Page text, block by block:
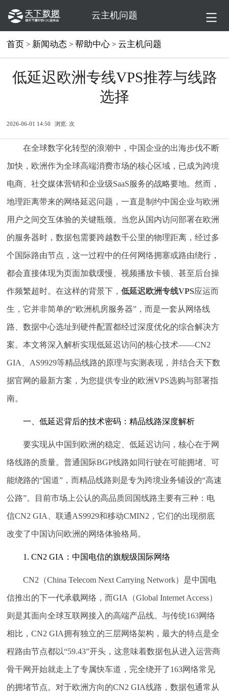
云主机问题
首页 > 新闻动态 >帮助中心 > 云主机问题
低延迟欧洲专线VPS推荐与线路
选择
2026-06-01 14:50 浏览: 次
在全球数字化转型的浪潮中，中国企业的出海步伐不断
加快，欧洲作为全球高端消费市场的核心区域，已成为跨境
电商、社交媒体营销和企业级SaaS服务的战略要地。然而，
地理距离带来的网络延迟问题，一直是制约中国企业与欧洲
用户之间交互体验的关键瓶颈。当您从国内访问部署在欧洲
的服务器时，数据包需要跨越数千公里的物理距离，经过多
个国际路由节点，这一过程中的任何网络拥塞或路由绕行，
都会直接体现为页面加载缓慢、视频播放卡顿、甚至后台操
作频繁超时。在这样的背景下，低延迟欧洲专线VPS应运而
生，它并非简单的“欧洲机房服务器”，而是一套从网络线
路、数据中心选址到硬件配置都经过深度优化的综合解决方
案。本文将深入解析实现低延迟访问的核心技术——CN2
GIA、AS9929等精品线路的原理与实测表现，并结合天下数
据官网的最新方案，为您提供专业的欧洲VPS选购与部署指
南。
一、低延迟背后的技术密码：精品线路深度解析
要实现从中国到欧洲的稳定、低延迟访问，核心在于网
络线路的质量。普通国际BGP线路如同行驶在可能拥堵、可
能绕路的“国道”，而精品线路则是专为跨境业务铺设的“高速
公路”。目前市场上公认的高品质回国线路主要有三种：电
信CN2 GIA、联通AS9929和移动CMIN2，它们的出现彻底
改变了中国访问欧洲的网络体验格局。
1. CN2 GIA：中国电信的旗舰级国际网络
CN2（China Telecom Next Carrying Network）是中国电
信推出的下一代承载网络，而GIA（Global Internet Access）
则是其面向全球互联网接入的高端产品线。与传统163网络
相比，CN2 GIA拥有独立的三层网络架构，最大的特点是全
程路由节点都以“59.43”开头，这意味着数据包从进入运营商
骨干网开始就走上了专属快车道，完全绕开了163网络常见
的拥堵节点。对于欧洲方向的CN2 GIA线路，数据包通常从